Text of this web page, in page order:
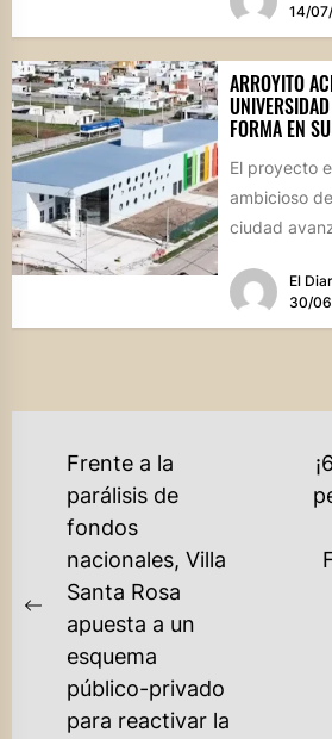
14/
ARROYITO
FORMA EN
El proyecto
ambicioso
ciudad
El
30/
NAVEGACIÓN
ENTRADAS
Previous
post:
Frente a la
parálisis de
fondos
nacionales, Villa
Santa Rosa
apuesta a un
esquema
público-privado
para reactivar la